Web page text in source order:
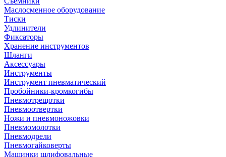
Маслосменное оборудование
Тиски
Удлинители
Фиксаторы
Хранение инструментов
Шланги
Аксессуары
Инструменты
Инструмент пневматический
Пробойники-кромкогибы
Пневмотрещотки
Пневмоотвертки
Ножи и пневмоножовки
Пневмомолотки
Пневмодрели
Пневмогайковерты
Машинки шлифовальные